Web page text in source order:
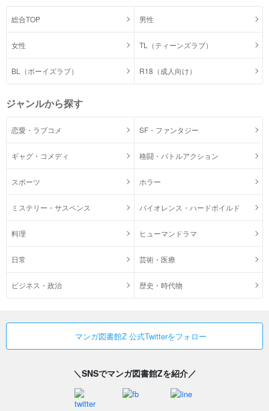
総合TOP 男性
女性 TL（ティーンズラブ）
BL（ボーイズラブ） R18（成人向け）
ジャンルから探す
恋愛・ラブコメ SF・ファンタジー
ギャグ・コメディ 格闘・バトルアクション
スポーツ ホラー
ミステリー・サスペンス バイオレンス・ハードボイルド
料理 ヒューマンドラマ
日常 芸術・医療
ビジネス・政治 歴史・時代物
マンガ図書館Z 公式Twitterをフォロー
＼SNSでマンガ図書館Zを紹介／